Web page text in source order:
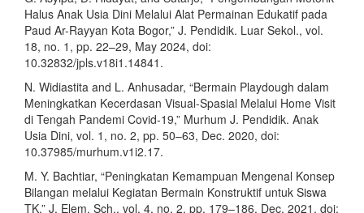
Halus Anak Usia Dini Melalui Alat Permainan Edukatif pada
Paud Ar-Rayyan Kota Bogor,” J. Pendidik. Luar Sekol., vol.
18, no. 1, pp. 22–29, May 2024, doi:
10.32832/jpls.v18i1.14841.
N. Widiastita and L. Anhusadar, “Bermain Playdough dalam
Meningkatkan Kecerdasan Visual-Spasial Melalui Home Visit
di Tengah Pandemi Covid-19,” Murhum J. Pendidik. Anak
Usia Dini, vol. 1, no. 2, pp. 50–63, Dec. 2020, doi:
10.37985/murhum.v1i2.17.
M. Y. Bachtiar, “Peningkatan Kemampuan Mengenal Konsep
Bilangan melalui Kegiatan Bermain Konstruktif untuk Siswa
TK,” J. Elem. Sch., vol. 4, no. 2, pp. 179–186, Dec. 2021, doi: